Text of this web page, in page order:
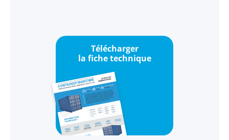
Télécharger
la fiche technique